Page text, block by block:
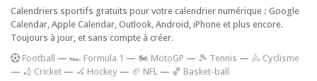
Calendriers sportifs gratuits pour votre calendrier numérique : Google
Calendar, Apple Calendar, Outlook, Android, iPhone et plus encore.
Toujours à jour, et sans compte à créer.
Football — 🏎️ Formula 1 — 🏍 MotoGP — 🎾 Tennis — 🚴 Cyclisme
— 🏏 Cricket — 🏑 Hockey — 🏈 NFL — 🏀 Basket-ball